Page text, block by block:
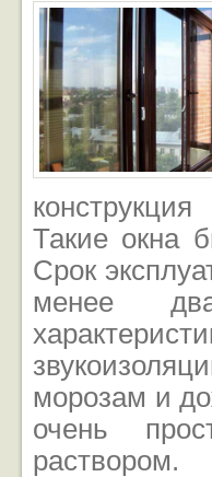
Такие окна
Срок
менее
морозам и
очень
раствором.